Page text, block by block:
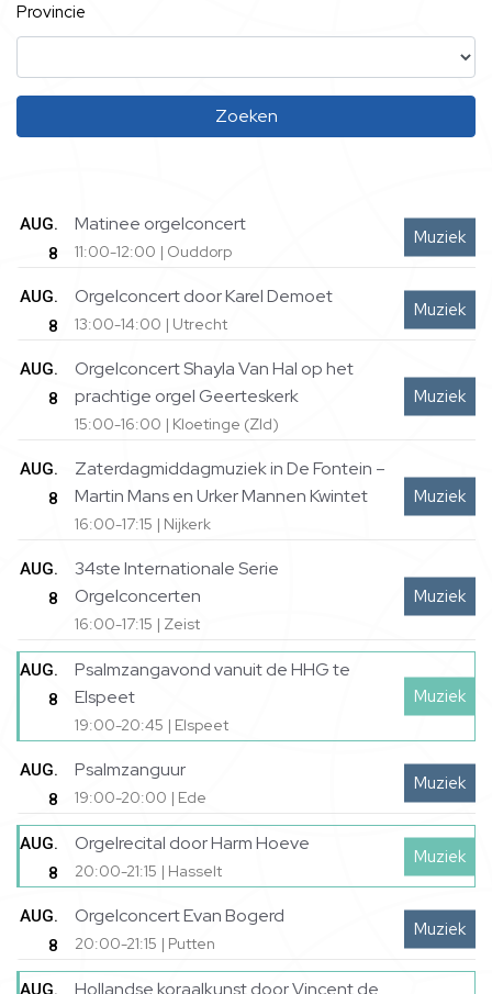
Provincie
Zoeken
Muziek
AUG.
8
Matinee orgelconcert
11:00-12:00 | Ouddorp
Muziek
AUG.
8
Orgelconcert door Karel Demoet
13:00-14:00 | Utrecht
Muziek
AUG.
8
Orgelconcert Shayla Van Hal op het
prachtige orgel Geerteskerk
15:00-16:00 | Kloetinge (Zld)
Muziek
AUG.
8
Zaterdagmiddagmuziek in De Fontein –
Martin Mans en Urker Mannen Kwintet
16:00-17:15 | Nijkerk
Muziek
AUG.
8
34ste Internationale Serie
Orgelconcerten
16:00-17:15 | Zeist
Muziek
AUG.
8
Psalmzangavond vanuit de HHG te
Elspeet
19:00-20:45 | Elspeet
Muziek
AUG.
8
Psalmzanguur
19:00-20:00 | Ede
Muziek
AUG.
8
Orgelrecital door Harm Hoeve
20:00-21:15 | Hasselt
Muziek
AUG.
8
Orgelconcert Evan Bogerd
20:00-21:15 | Putten
AUG.
Hollandse koraalkunst door Vincent de